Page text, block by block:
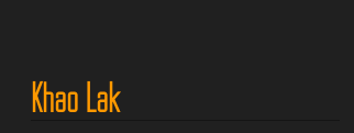
Khao Lak